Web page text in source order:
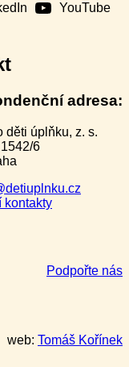
YouTube
adresa:
děti úplňku, z. s.
6
kontakty
Podpořte nás
web: Tomáš Kořínek